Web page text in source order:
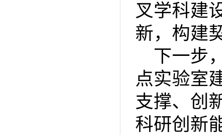
叉学科建
新，构建
下一步
点实验室
支撑、创
科研创新